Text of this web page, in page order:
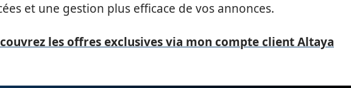
et une gestion plus efficace de vos annonces.
les offres exclusives via mon compte client Altaya